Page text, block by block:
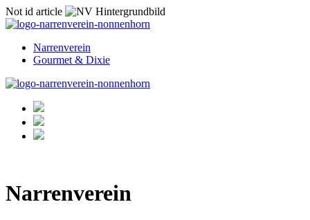
Not id article
Narrenverein
Gourmet & Dixie
Narrenverein